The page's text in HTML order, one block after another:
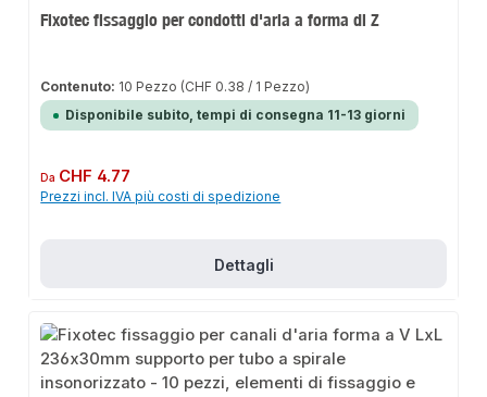
Fixotec fissaggio per condotti d'aria a forma di Z
Contenuto: 10 Pezzo (CHF 0.38 / 1 Pezzo)
Disponibile subito, tempi di consegna 11-13 giorni
Prezzo normale:
Da CHF 4.77
Prezzi incl. IVA più costi di spedizione
Dettagli